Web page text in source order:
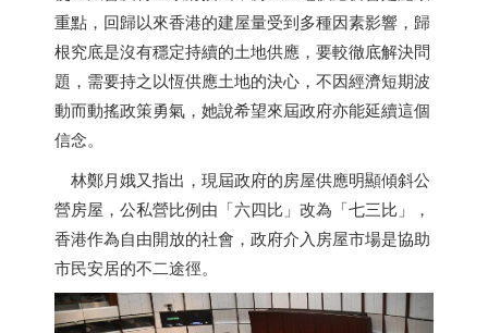
重點，回歸以來香港的建屋量受到多種因素影響，歸
根究底是沒有穩定持續的土地供應，要較徹底解決問
題，需要持之以恆供應土地的決心，不因經濟短期波
動而動搖政策勇氣，她說希望來屆政府亦能延續這個
信念。
林鄭月娥又指出，現屆政府的房屋供應明顯傾斜公
營房屋，公私營比例由「六四比」改為「七三比」，
香港作為自由開放的社會，政府介入房屋市場是協助
市民安居的不二途徑。